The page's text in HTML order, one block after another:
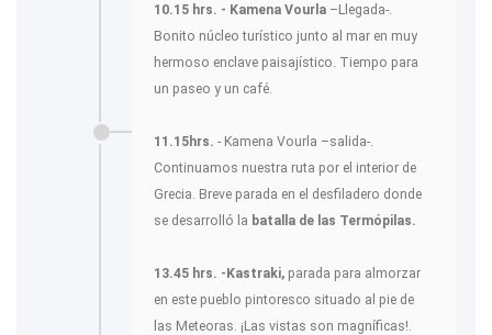
10.15 hrs. - Kamena Vourla –Llegada-.
Bonito núcleo turístico junto al mar en muy
hermoso enclave paisajístico. Tiempo para
un paseo y un café.
11.15hrs. - Kamena Vourla –salida-.
Continuamos nuestra ruta por el interior de
Grecia. Breve parada en el desfiladero donde
se desarrolló la batalla de las Termópilas.
13.45 hrs. -Kastraki, parada para almorzar
en este pueblo pintoresco situado al pie de
las Meteoras. ¡Las vistas son magníficas!.